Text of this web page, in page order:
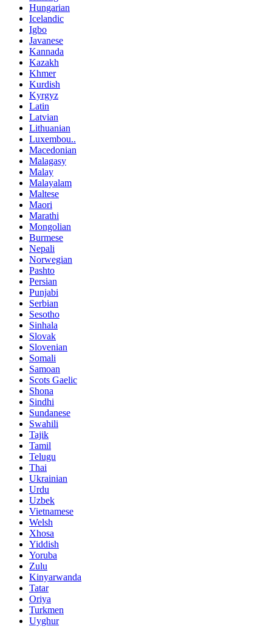
Hungarian
Icelandic
Igbo
Javanese
Kannada
Kazakh
Khmer
Kurdish
Kyrgyz
Latin
Latvian
Lithuanian
Luxembou..
Macedonian
Malagasy
Malay
Malayalam
Maltese
Maori
Marathi
Mongolian
Burmese
Nepali
Norwegian
Pashto
Persian
Punjabi
Serbian
Sesotho
Sinhala
Slovak
Slovenian
Somali
Samoan
Scots Gaelic
Shona
Sindhi
Sundanese
Swahili
Tajik
Tamil
Telugu
Thai
Ukrainian
Urdu
Uzbek
Vietnamese
Welsh
Xhosa
Yiddish
Yoruba
Zulu
Kinyarwanda
Tatar
Oriya
Turkmen
Uyghur